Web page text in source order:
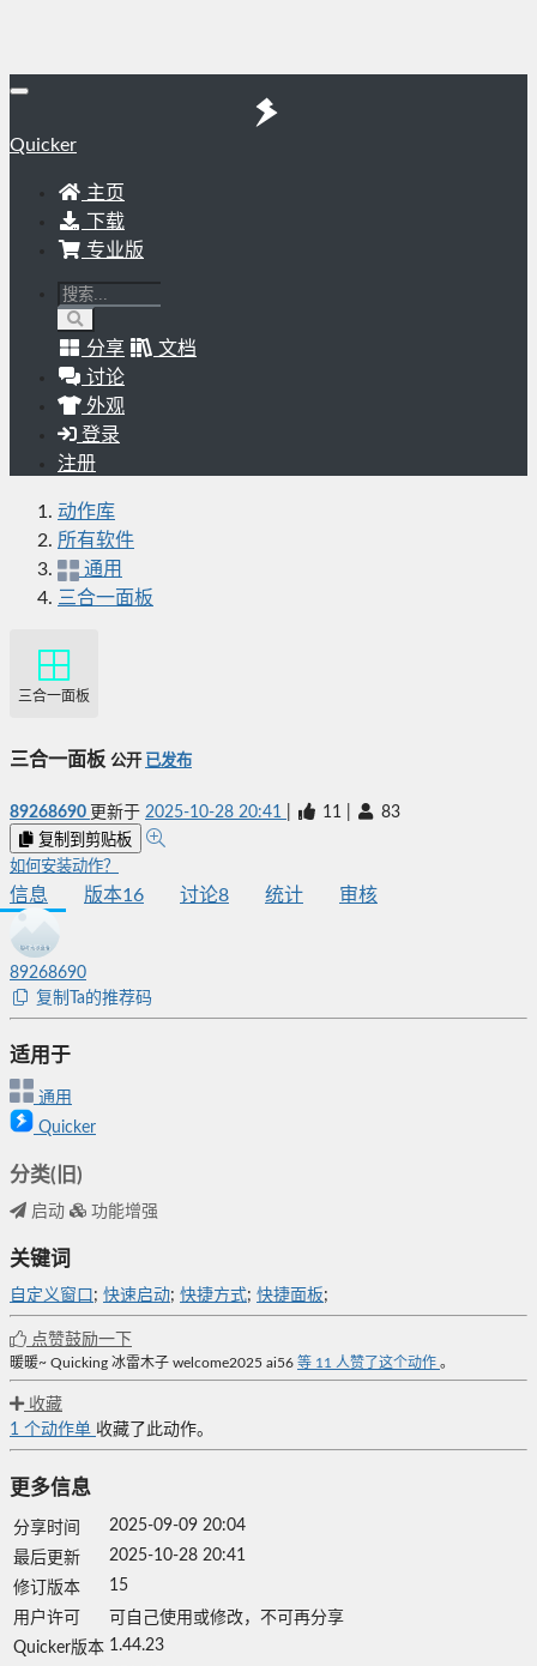
Quicker
主页
下载
专业版
分享
文档
讨论
外观
登录
注册
动作库
所有软件
通用
三合一面板
三合一面板
三合一面板 公开 已发布
89268690 更新于 2025-10-28 20:41 11 83
复制到剪贴板
如何安装动作？
信息 版本16 讨论8 统计 审核
89268690
复制Ta的推荐码
适用于
通用
Quicker
分类(旧)
启动 功能增强
关键词
自定义窗口 ; 快速启动; 快捷方式; 快捷面板;
点赞鼓励一下
暖暖~ Quicking 冰雷木子 welcome2025 ai56 等 11 人赞了这个动作 。
收藏
1 个动作单 收藏了此动作。
更多信息
分享时间
2025-09-09 20:04
最后更新
2025-10-28 20:41
修订版本
15
用户许可
可自己使用或修改，不可再分享
Quicker版本 1.44.23